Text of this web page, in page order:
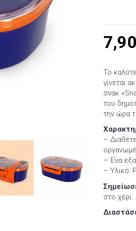
7,90
Το
γίνεται
σνακ
του
την ώρα
–
– Ένα
– Υλικό:
στο